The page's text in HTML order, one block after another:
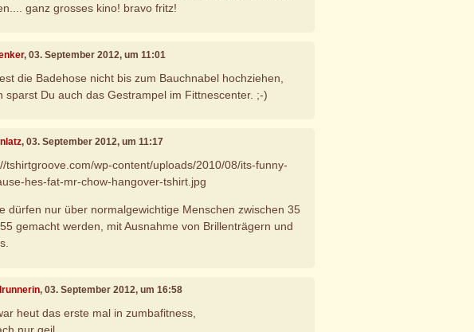
ganz grosses kino! bravo fritz!
, 03. September 2012, um 11:01
die Badehose nicht bis zum Bauchnabel hochziehen,
sparst Du auch das Gestrampel im Fittnescenter. ;-)
, 03. September 2012, um 11:17
tshirtgroove.com/wp-content/uploads/2010/08/its-funny-
hes-fat-mr-chow-hangover-tshirt.jpg
dürfen nur über normalgewichtige Menschen zwischen 35
gemacht werden, mit Ausnahme von Brillenträgern und
, 03. September 2012, um 16:58
heut das erste mal in zumbafitness,